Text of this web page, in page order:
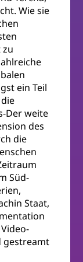
Wie sie
zu
ein Teil
Der weite
des
die
Süd-
Staat,
gestreamt